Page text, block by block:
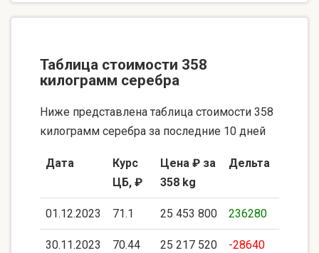
Таблица стоимости 358
килограмм серебра
Ниже представлена таблица стоимости 358
килограмм серебра за последние 10 дней
Дата
Курс
ЦБ, ₽
Цена ₽ за
358 kg
Дельта
01.12.2023 71.1 25 453 800 236280
30.11.2023 70.44 25 217 520 -28640